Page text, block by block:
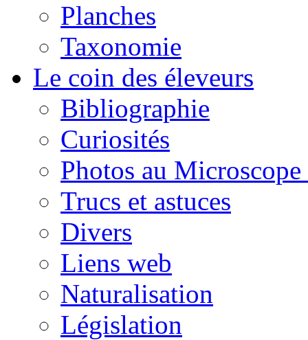
Planches
Taxonomie
Le coin des éleveurs
Bibliographie
Curiosités
Photos au
Trucs et astuces
Divers
Liens web
Naturalisation
Législation